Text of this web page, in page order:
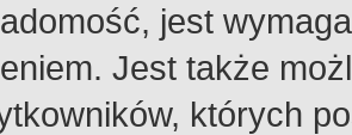
jest
Jest także
których